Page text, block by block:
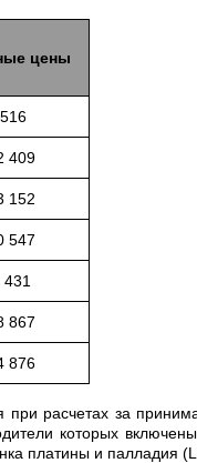
цены
409
152
547
431
867
876
при расчетах за
которых
платины и палладия